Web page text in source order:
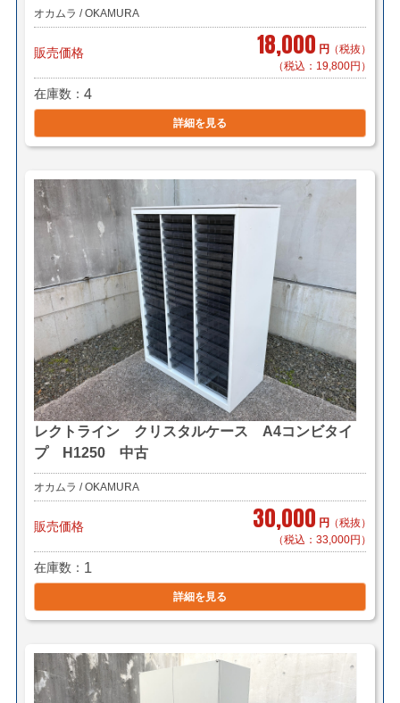
オカムラ / OKAMURA
販売価格 18,000 円 （税抜）
（税込：19,800円）
在庫数 4
詳細を見る
レクトライン クリスタルケース A4コンビタイ
プ H1250 中古
オカムラ / OKAMURA
販売価格 30,000 円 （税抜）
（税込：33,000円）
在庫数 1
詳細を見る